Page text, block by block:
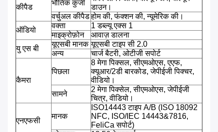
कीपैड
भौतिक कुंजी
डाउन।
वर्चुअल कीपैडहोम की, फंक्शन की, न्यूमेरिक की।
ऑडियो
वक्ता
1 डब्ल्यू एक्स 1
माइक्रोफ़ोन
आवाज़ डालना
यु एस बी
यूएसबी मानक यूएसबी टाइप सी 2.0
अन्य
चार्ज बैटरी, ओटीजी सपोर्ट
कैमरा
पिछला
8 मेगा पिक्सल, सीएमओएस, एएफ,
क्यूआर/2डी बारकोड, जेपीईजी पिक्चर,
वीडियो।
सामने
2 मेगा पिक्सेल, सीएमओएस, जेपीईजी
चित्र, वीडियो।
एनएफसी
मानक
ISO14443 टाइप A/B (ISO 18092
NFC, ISO/IEC 14443&7816,
FeliCa सपोर्ट)